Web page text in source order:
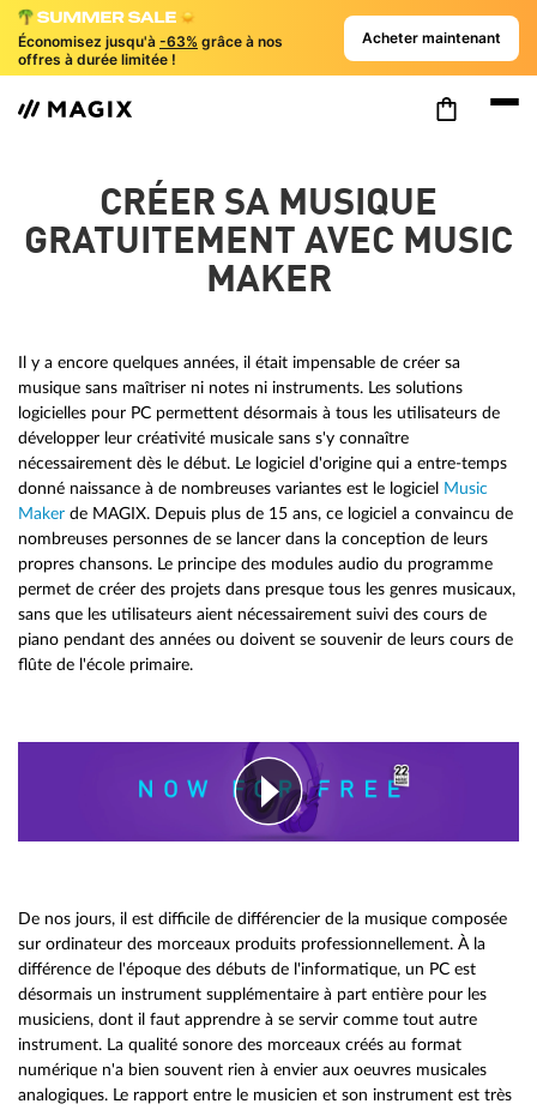
Économisez jusqu'à -63% grâce à nos
offres à durée limitée !
Acheter maintenant
CRÉER SA MUSIQUE
GRATUITEMENT AVEC MUSIC
MAKER
Il y a encore quelques années, il était impensable de créer sa
musique sans maîtriser ni notes ni instruments. Les solutions
logicielles pour PC permettent désormais à tous les utilisateurs de
développer leur créativité musicale sans s'y connaître
nécessairement dès le début. Le logiciel d'origine qui a entre-temps
donné naissance à de nombreuses variantes est le logiciel Music
Maker de MAGIX. Depuis plus de 15 ans, ce logiciel a convaincu de
nombreuses personnes de se lancer dans la conception de leurs
propres chansons. Le principe des modules audio du programme
permet de créer des projets dans presque tous les genres musicaux,
sans que les utilisateurs aient nécessairement suivi des cours de
piano pendant des années ou doivent se souvenir de leurs cours de
flûte de l'école primaire.
De nos jours, il est difficile de différencier de la musique composée
sur ordinateur des morceaux produits professionnellement. À la
différence de l'époque des débuts de l'informatique, un PC est
désormais un instrument supplémentaire à part entière pour les
musiciens, dont il faut apprendre à se servir comme tout autre
instrument. La qualité sonore des morceaux créés au format
numérique n'a bien souvent rien à envier aux oeuvres musicales
analogiques. Le rapport entre le musicien et son instrument est très